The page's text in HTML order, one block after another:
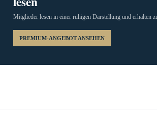
Mitglieder lesen in einer ruhigen Darstellung und erhalten
PREMIUM-ANGEBOT ANSEHEN